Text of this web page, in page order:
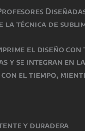
la técnica de
el diseño con
y se integran en
el tiempo,
y duradera